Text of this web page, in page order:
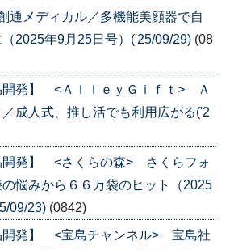
メディカル／多機能美顔器で自
2025年9月25日号）('25/09/29) (08
開発】 <ＡｌｌｅｙＧｉｆｔ> Ａ
／成人式、推し活でも利用広がる('2
開発】 <さくらの森> さくらフォ
悩みから６６万袋のヒット（2025
09/23) (0842)
開発】 <宝島チャンネル> 宝島社